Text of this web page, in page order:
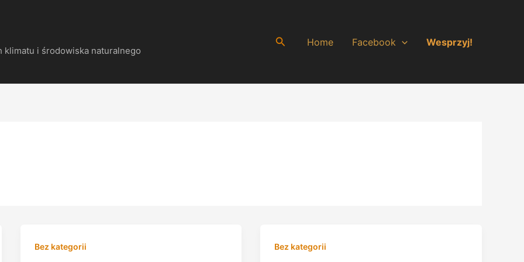
klimatu i środowiska naturalnego
SearchHome Facebook Wesprzyj!
Bez kategorii Bez kategorii